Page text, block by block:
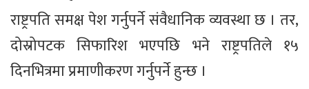
राष्ट्रपति समक्ष पेश गर्नुपर्ने संवैधानिक व्यवस्था छ । तर,
दोस्रोपटक सिफारिश भएपछि भने राष्ट्रपतिले १५
दिनभित्रमा प्रमाणीकरण गर्नुपर्ने हुन्छ ।